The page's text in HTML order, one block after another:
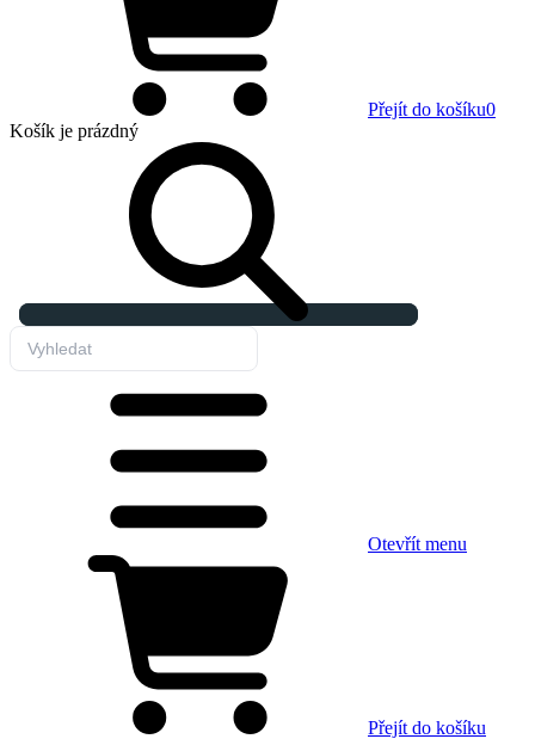
Přejít do košíku0
Košík je prázdný
Otevřít menu
Přejít do košíku